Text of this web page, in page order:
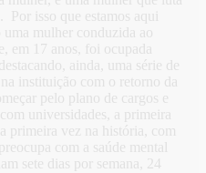
Por isso que estamos aqui
uma mulher conduzida ao
em 17 anos, foi ocupada
ainda, uma série de
instituição com o retorno da
pelo plano de cargos e
universidades, a primeira
primeira vez na história, com
com a saúde mental
sete dias por semana, 24